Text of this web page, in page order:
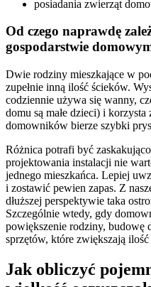
posiadania zwierząt
Od czego naprawdę
gospodarstwie
Dwie rodziny mieszkające w
zupełnie inną ilość ścieków.
codziennie używa się wanny,
domu są małe dzieci) i
domowników bierze szybki
Różnica potrafi być
projektowania instalacji nie
jednego mieszkańca. Lepiej
i zostawić pewien zapas. Z
dłuższej perspektywie taka
Szczególnie wtedy, gdy
powiększenie rodziny, budowę
sprzętów, które zwiększają
Jak obliczyć